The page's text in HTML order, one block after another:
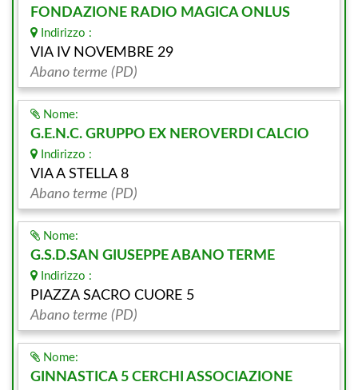
FONDAZIONE RADIO MAGICA ONLUS
Indirizzo :
VIA IV NOVEMBRE 29
Abano terme (PD)
Nome:
G.E.N.C. GRUPPO EX NEROVERDI CALCIO
Indirizzo :
VIA A STELLA 8
Abano terme (PD)
Nome:
G.S.D.SAN GIUSEPPE ABANO TERME
Indirizzo :
PIAZZA SACRO CUORE 5
Abano terme (PD)
Nome:
GINNASTICA 5 CERCHI ASSOCIAZIONE